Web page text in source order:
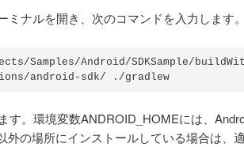
ナルを開き、次のコマンドを入力します。
Samples/Android/SDKSample/
android-sdk/ ./gradlew
す。環境変数ANDROID_HOMEには、
外の場所にインストールしている場合は、